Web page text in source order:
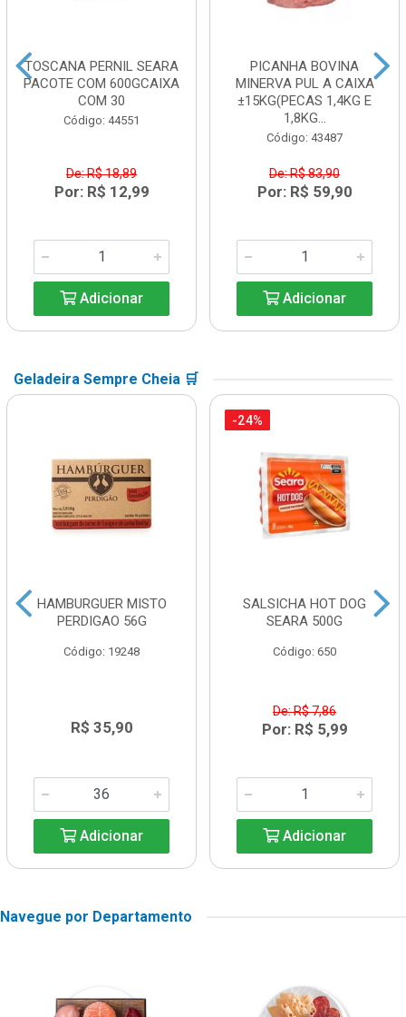
TOSCANA PERNIL SEARA
PACOTE COM 600GCAIXA
COM 30
Código: 44551
De: R$ 18,89
Por: R$ 12,99
Adicionar
PICANHA BOVINA
MINERVA PUL A CAIXA
±15KG(PECAS 1,4KG E
1,8KG...
Código: 43487
De: R$ 83,90
Por: R$ 59,90
Adicionar
Geladeira Sempre Cheia 🛒
HAMBURGUER MISTO
PERDIGAO 56G
Código: 19248
R$ 35,90
Adicionar
-24%
SALSICHA HOT DOG
SEARA 500G
Código: 650
De: R$ 7,86
Por: R$ 5,99
Adicionar
Navegue por Departamento